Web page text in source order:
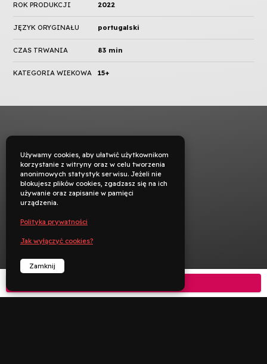
ROK PRODUKCJI 2022
JĘZYK ORYGINAŁU portugalski
CZAS TRWANIA 83 min
KATEGORIA WIEKOWA 15+
Używamy cookies, aby ułatwić użytkownikom
korzystanie z witryny oraz w celu tworzenia
anonimowych statystyk serwisu. Jeżeli nie
blokujesz plików cookies, zgadzasz się na ich
używanie oraz zapisanie w pamięci
urządzenia.
Polityka prywatności
Jak wyłączyć cookies?
Zamknij